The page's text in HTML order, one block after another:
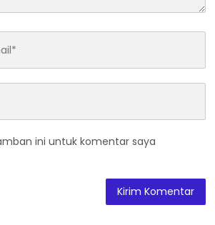
ini untuk komentar saya